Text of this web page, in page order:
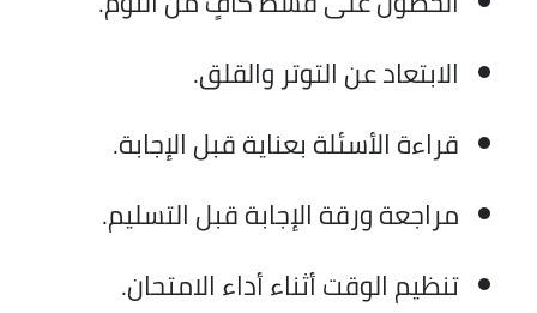
الابتعاد عن التوتر والقلق.
قراءة الأسئلة بعناية قبل الإجابة.
مراجعة ورقة الإجابة قبل التسليم.
تنظيم الوقت أثناء أداء الامتحان.